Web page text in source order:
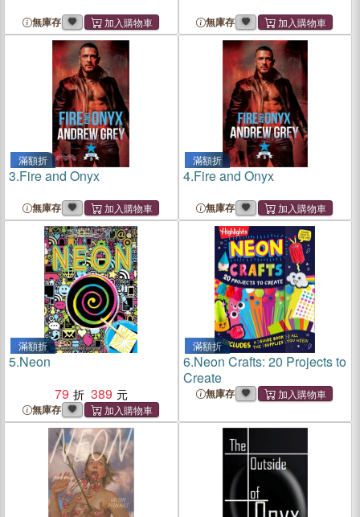
無庫存 無庫存
滿額折
3.Fire and Onyx
無庫存
滿額折
4.Fire and Onyx
無庫存
滿額折
5.Neon
79
389
無庫存
滿額折
6.Neon Crafts: 20 Projects to
Create
無庫存